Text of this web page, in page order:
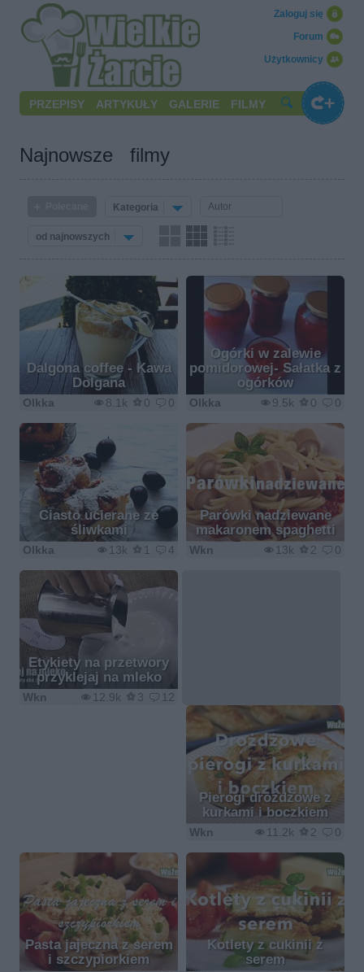
Użytkownicy
Forum
Zaloguj się
PRZEPISY ARTYKUŁY GALERIE FILMY
Najnowsze filmy
Kategoria
od najnowszych
Dalgona coffee - Kawa
Dolgana
8.1k 0 0
Olkka
Ogórki w zalewie
pomidorowej- Sałatka z
ogórków
9.5k 0 0
Olkka
Ciasto ucierane ze
śliwkami
13k 1 4
Olkka
Parówki nadziewane
makaronem spaghetti
13k 2 0
Wkn
Etykiety na przetwory
przyklejaj na mleko
12.9k 3 12
Wkn
Pierogi drożdżowe z
kurkami i boczkiem
11.2k 2 0
Wkn
Pasta jajeczna z serem
i szczypiorkiem
Kotlety z cukinii z
serem